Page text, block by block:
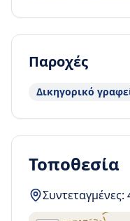
Παροχές
Δικηγορικό
Τοποθεσία
Συντεταγμένες: